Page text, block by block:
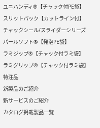
ユニハンディ®【チャック付PE袋】
スリットパック【カットライン付】
チャックシール/スライダーシリーズ
パールソフト®【発泡PE袋】
ラミジップ®【チャック付ラミ袋】
ラミグリップ®【チャック付ラミ袋】
特注品
新製品のご紹介
新サービスのご紹介
カタログ掲載製品一覧